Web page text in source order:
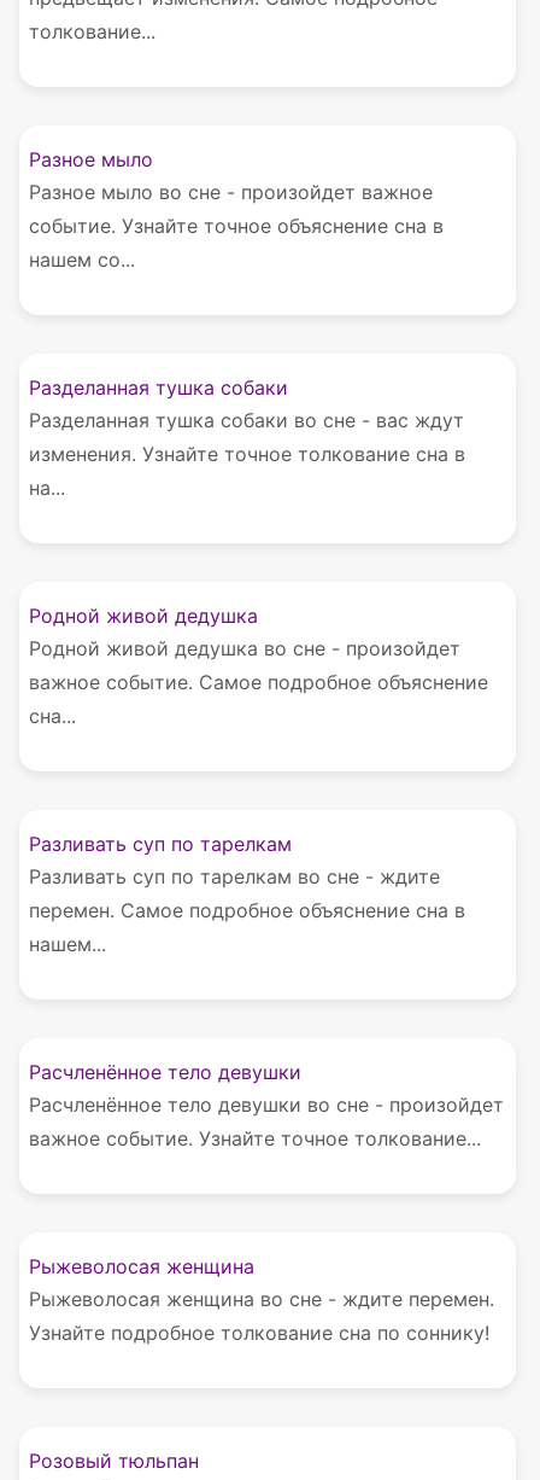
толкование...
Разное мыло
Разное мыло во сне - произойдет важное
событие. Узнайте точное объяснение сна в
нашем со...
Разделанная тушка собаки
Разделанная тушка собаки во сне - вас ждут
изменения. Узнайте точное толкование сна в
на...
Родной живой дедушка
Родной живой дедушка во сне - произойдет
важное событие. Самое подробное объяснение
сна...
Разливать суп по тарелкам
Разливать суп по тарелкам во сне - ждите
перемен. Самое подробное объяснение сна в
нашем...
Расчленённое тело девушки
Расчленённое тело девушки во сне - произойдет
важное событие. Узнайте точное толкование...
Рыжеволосая женщина
Рыжеволосая женщина во сне - ждите перемен.
Узнайте подробное толкование сна по соннику!
Розовый тюльпан